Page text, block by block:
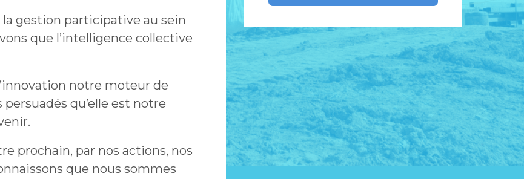
la gestion participative au sein
que l’intelligence collective
notre moteur de
qu’elle est notre
prochain, par nos actions, nos
que nous sommes